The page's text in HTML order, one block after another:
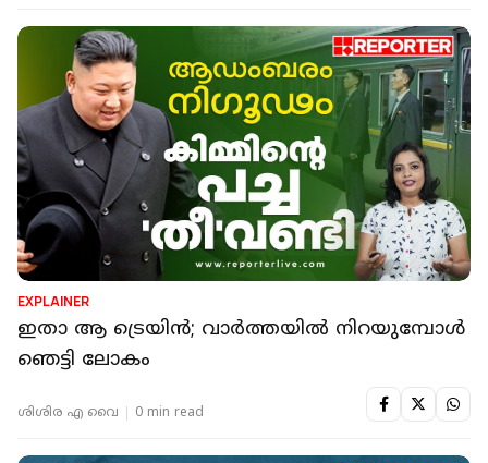
EXPLAINER
ഇതാ ആ ട്രെയിൻ; വാർത്തയിൽ നിറയുമ്പോൾ
ഞെട്ടി ലോകം
ശിശിര എ വൈ 0 min read